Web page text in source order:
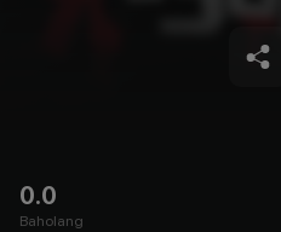
0.0
Baholang